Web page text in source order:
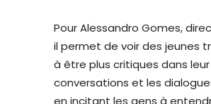
Pour Alessandro Gomes,
il permet de voir des jeunes
à être plus critiques dans
conversations et les
en incitant les gens à